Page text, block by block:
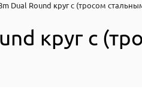
Dual Round круг с (тросом
круг с